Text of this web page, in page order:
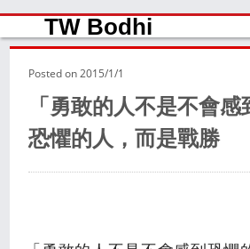
TW Bodhi
Posted on2015/1/1
「勇敢的人不是不會感
恐懼的人，而是戰勝